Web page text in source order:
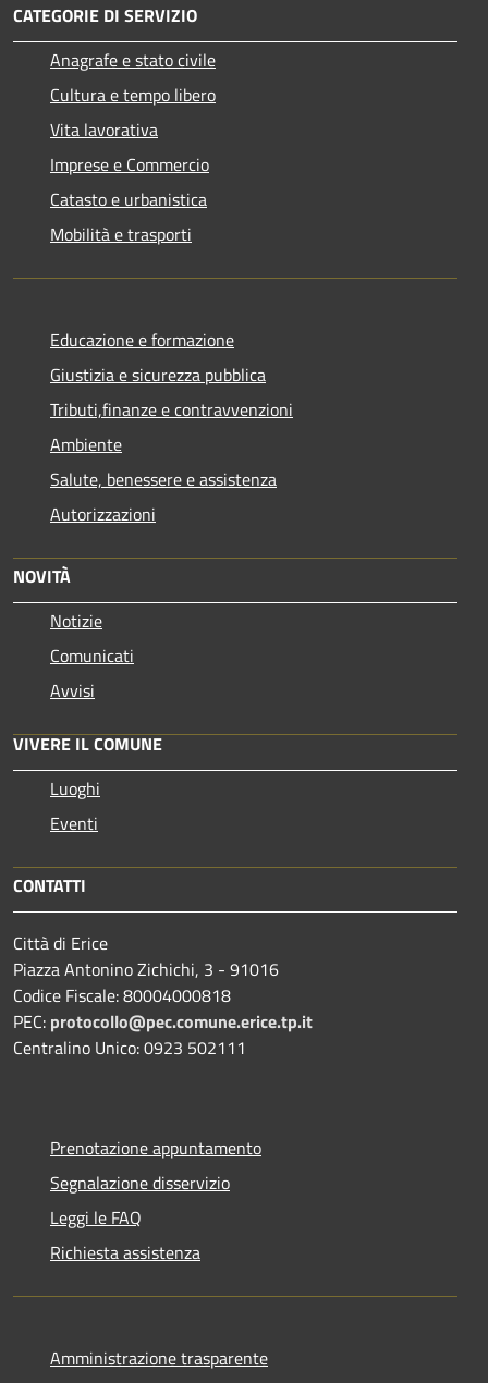
CATEGORIE DI SERVIZIO
Anagrafe e stato civile
Cultura e tempo libero
Vita lavorativa
Imprese e Commercio
Catasto e urbanistica
Mobilità e trasporti
Educazione e formazione
Giustizia e sicurezza pubblica
Tributi,finanze e contravvenzioni
Ambiente
Salute, benessere e assistenza
Autorizzazioni
NOVITÀ
Notizie
Comunicati
Avvisi
VIVERE IL COMUNE
Luoghi
Eventi
CONTATTI
Città di Erice
Piazza Antonino Zichichi, 3 - 91016
Codice Fiscale: 80004000818
PEC: protocollo@pec.comune.erice.tp.it
Centralino Unico: 0923 502111
Prenotazione appuntamento
Segnalazione disservizio
Leggi le FAQ
Richiesta assistenza
Amministrazione trasparente